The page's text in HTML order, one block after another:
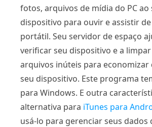
fotos, arquivos de mídia do PC ao
dispositivo para ouvir e assistir
portátil. Seu servidor de espaço
verificar seu dispositivo e a
arquivos inúteis para economizar
seu dispositivo. Este programa
para Windows. E outra
alternativa para iTunes para
usá-lo para gerenciar seus dados